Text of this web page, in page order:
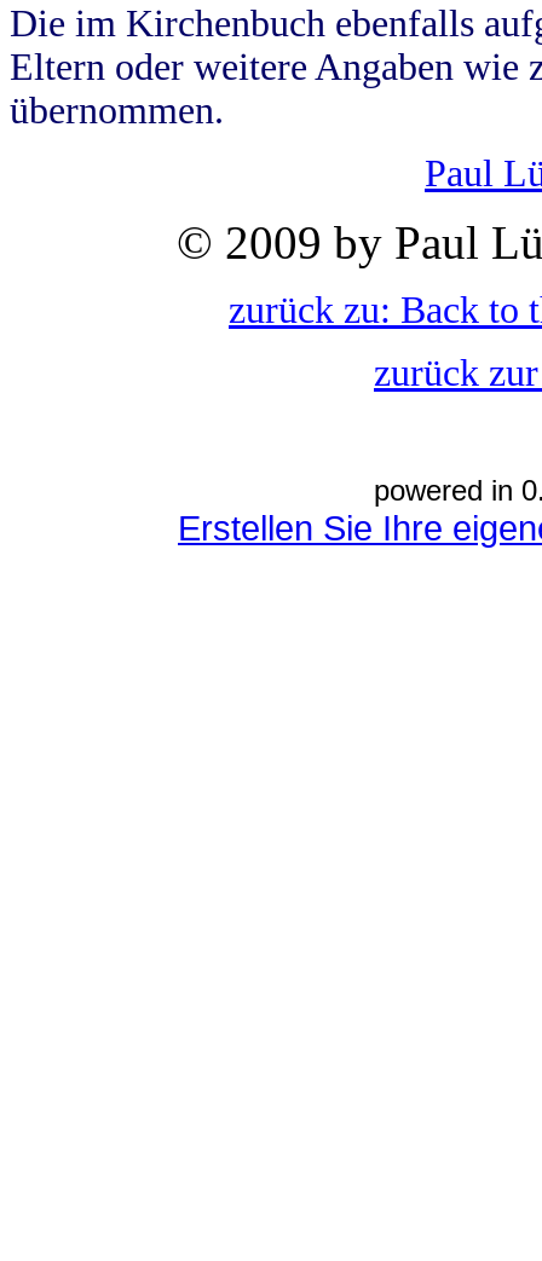
Die im Kirchenbuch ebenfalls
Eltern oder weitere Angaben wie
übernommen.
Paul
© 2009 by Paul
zurück zu: Back to
zurück
powered in
Erstellen Sie Ihre